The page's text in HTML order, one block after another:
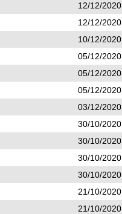
12/12/
12/12/
10/12/
05/12/
05/12/
05/12/
03/12/
30/10/
30/10/
30/10/
30/10/
21/10/
21/10/